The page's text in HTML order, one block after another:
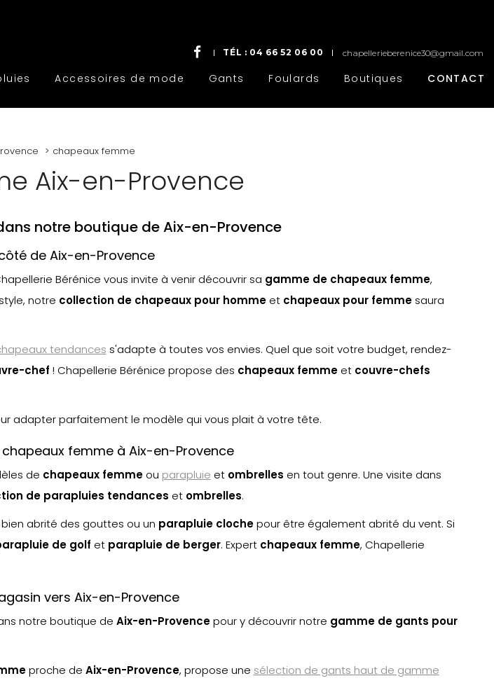
TÉL : 04 66 52 06 00 chapellerieberenice30@gmail.com
Accessoires de mode Gants Foulards Boutiques CONTACT
chapeaux femme
Aix-en-Provence
notre boutique de Aix-en-Provence
de Aix-en-Provence
Bérénice vous invite à venir découvrir sa gamme de chapeaux femme,
notre collection de chapeaux pour hommeet chapeaux pour femmesaura
tendances s'adapte à toutes vos envies. Quel que soit votre budget, rendez-
chef ! Chapellerie Bérénice propose des chapeaux femmeet couvre-chefs
adapter parfaitement le modèle qui vous plait à votre tête.
femme à Aix-en-Provence
de chapeaux femmeou parapluie et ombrelles en tout genre. Une visite dans
de parapluies tendances et ombrelles.
abrité des gouttes ou un parapluie clochepour être également abrité du vent. Si
de golf et parapluie de berger. Expert chapeaux femme, Chapellerie
vers Aix-en-Provence
notre boutique de Aix-en-Provencepour y découvrir notre gamme de gants pour
proche de Aix-en-Provence, propose une sélection de gants haut de gamme